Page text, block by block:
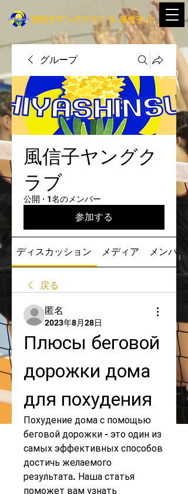
​風信子ヤングクラブ＆ ​風信子Jr
グループ
風信子ヤングク
ラブ
公開 · 1名のメンバー
参加する
ディスカッション メディア メンバー
戻る
匿名
2023年8月28日
Плюсы беговой
дорожки дома
для похудения
Похудение дома с помощью
беговой дорожки - это один из
самых эффективных способов
достичь желаемого
результата. Наша статья
поможет вам узнать